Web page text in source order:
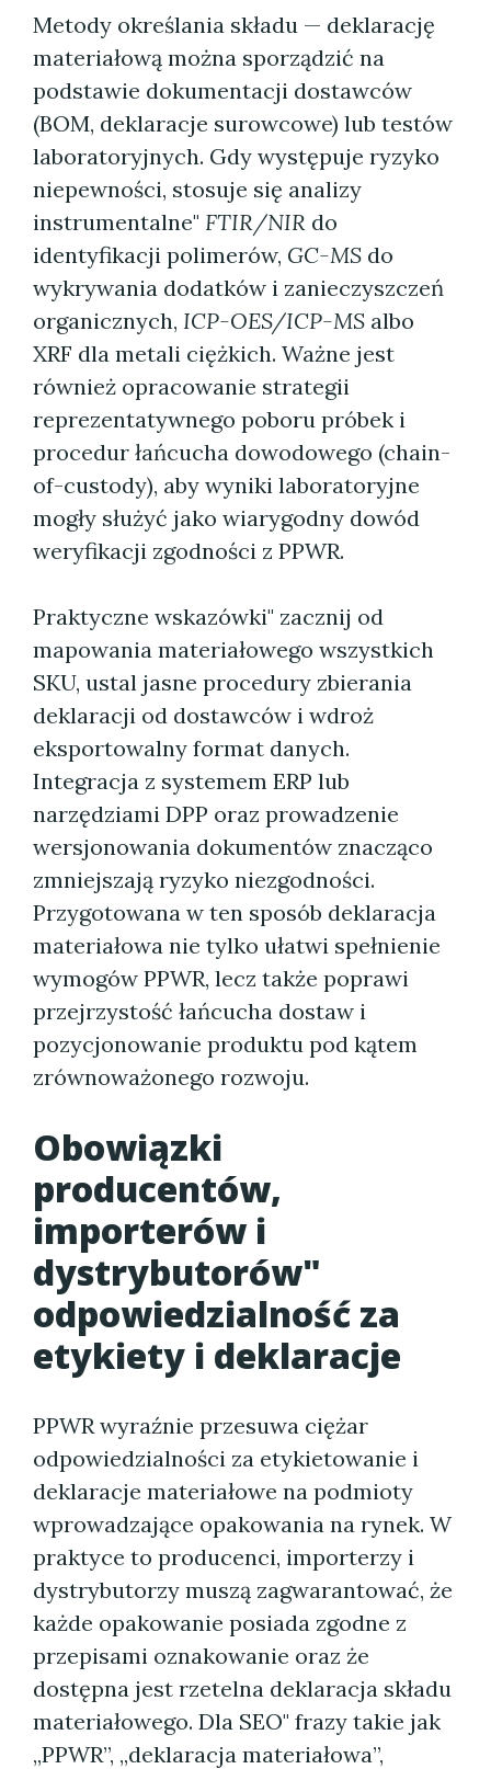
Metody określania składu — deklarację
materiałową można sporządzić na
podstawie dokumentacji dostawców
(BOM, deklaracje surowcowe) lub testów
laboratoryjnych. Gdy występuje ryzyko
niepewności, stosuje się analizy
instrumentalne" FTIR/NIR do
identyfikacji polimerów, GC-MS do
wykrywania dodatków i zanieczyszczeń
organicznych, ICP-OES/ICP-MS albo
XRF dla metali ciężkich. Ważne jest
również opracowanie strategii
reprezentatywnego poboru próbek i
procedur łańcucha dowodowego (chain-
of-custody), aby wyniki laboratoryjne
mogły służyć jako wiarygodny dowód
weryfikacji zgodności z PPWR.
Praktyczne wskazówki" zacznij od
mapowania materiałowego wszystkich
SKU, ustal jasne procedury zbierania
deklaracji od dostawców i wdroż
eksportowalny format danych.
Integracja z systemem ERP lub
narzędziami DPP oraz prowadzenie
wersjonowania dokumentów znacząco
zmniejszają ryzyko niezgodności.
Przygotowana w ten sposób deklaracja
materiałowa nie tylko ułatwi spełnienie
wymogów PPWR, lecz także poprawi
przejrzystość łańcucha dostaw i
pozycjonowanie produktu pod kątem
zrównoważonego rozwoju.
Obowiązki
producentów,
importerów i
dystrybutorów"
odpowiedzialność za
etykiety i deklaracje
PPWR wyraźnie przesuwa ciężar
odpowiedzialności za etykietowanie i
deklaracje materiałowe na podmioty
wprowadzające opakowania na rynek. W
praktyce to producenci, importerzy i
dystrybutorzy muszą zagwarantować, że
każde opakowanie posiada zgodne z
przepisami oznakowanie oraz że
dostępna jest rzetelna deklaracja składu
materiałowego. Dla SEO" frazy takie jak
„PPWR”, „deklaracja materiałowa”,